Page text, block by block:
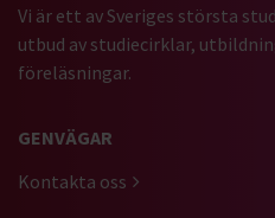
Vi är ett av Sveriges största
utbud av studiecirklar,
föreläsningar.
GENVÄGAR
Kontakta oss